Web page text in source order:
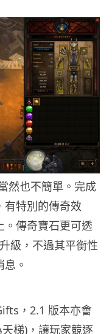
然也不簡單。完成
有特別的傳奇效
。傳奇寶石更可透
級，不過其平衡性
。
，2.1 版本亦會
梯)，讓玩家競逐